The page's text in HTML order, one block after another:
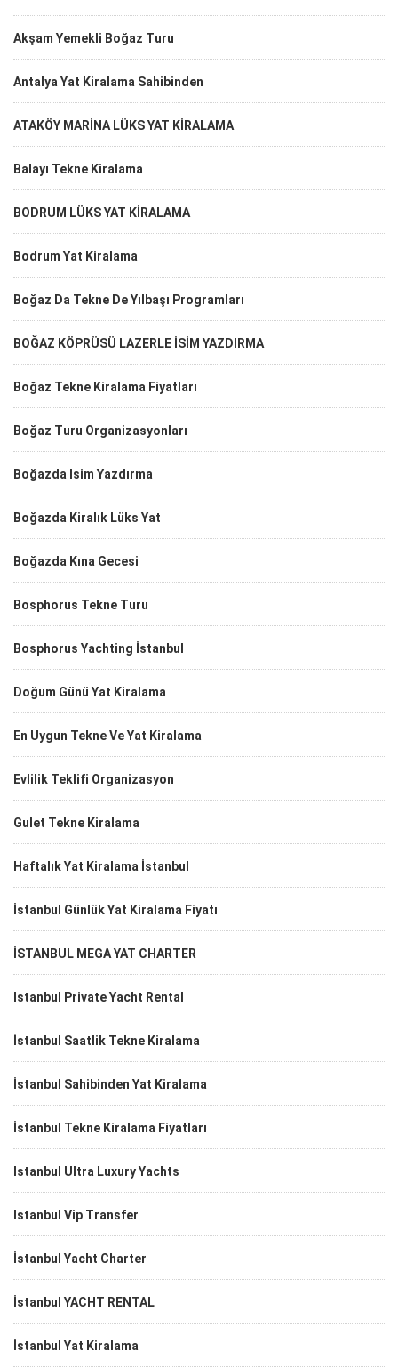
Akşam Yemekli Boğaz Turu
Antalya Yat Kiralama Sahibinden
ATAKÖY MARİNA LÜKS YAT KİRALAMA
Balayı Tekne Kiralama
BODRUM LÜKS YAT KİRALAMA
Bodrum Yat Kiralama
Boğaz Da Tekne De Yılbaşı Programları
BOĞAZ KÖPRÜSÜ LAZERLE İSİM YAZDIRMA
Boğaz Tekne Kiralama Fiyatları
Boğaz Turu Organizasyonları
Boğazda Isim Yazdırma
Boğazda Kiralık Lüks Yat
Boğazda Kına Gecesi
Bosphorus Tekne Turu
Bosphorus Yachting İstanbul
Doğum Günü Yat Kiralama
En Uygun Tekne Ve Yat Kiralama
Evlilik Teklifi Organizasyon
Gulet Tekne Kiralama
Haftalık Yat Kiralama İstanbul
İstanbul Günlük Yat Kiralama Fiyatı
İSTANBUL MEGA YAT CHARTER
Istanbul Private Yacht Rental
İstanbul Saatlik Tekne Kiralama
İstanbul Sahibinden Yat Kiralama
İstanbul Tekne Kiralama Fiyatları
Istanbul Ultra Luxury Yachts
Istanbul Vip Transfer
İstanbul Yacht Charter
İstanbul YACHT RENTAL
İstanbul Yat Kiralama